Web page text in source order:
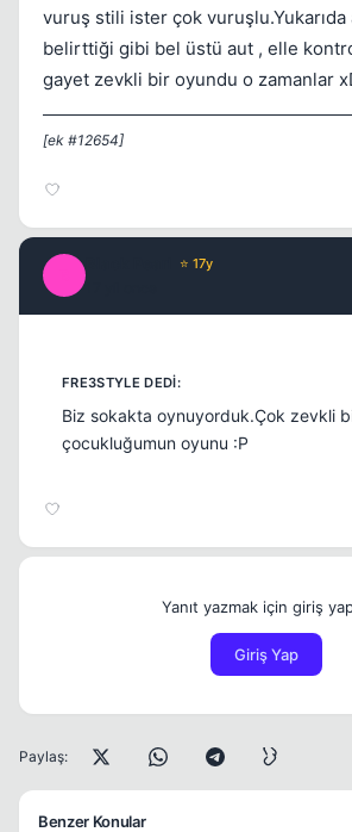
vuruş stili ister çok vuruşlu.Yukarıda
belirttiği gibi bel üstü aut , elle
gayet zevkli bir oyundu o zamanlar
[ek #12654]
⭐ 17y
Biz sokakta oynuyorduk.Çok zevkli
çocukluğumun oyunu :P
Yanıt yazmak için giriş
Giriş Yap
Paylaş:
Benzer Konular